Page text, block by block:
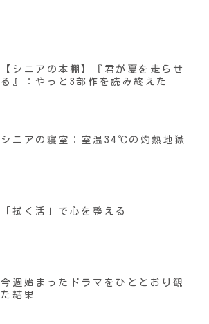
【シニアの本棚】『君が夏を走らせ
る』：やっと3部作を読み終えた
シニアの寝室：室温34℃の灼熱地獄
「拭く活」で心を整える
今週始まったドラマをひととおり観
た結果